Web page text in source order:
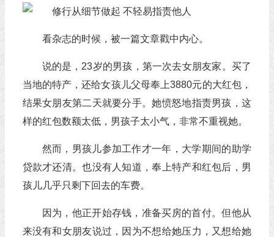
看杂志的时候，被一篇文章戳中内心。
说的是，23岁的男孩，第一次去女朋友家。买了
当地的特产，还给女孩儿父母奉上3880元的大红包，
结果女朋友第二天就要分手。她愤怒地指责男孩，这
样的红包数额太低，男孩子太小气，非常不重视她。
然而，男孩儿参加工作才一年，大学期间的助学
贷款才还清。也没有人知道，奉上特产和红包后，男
孩儿几乎只剩下回去的车费。
因为，他正开始存钱，准备买房的首付。但他从
来没有和女朋友说过，因为不想给她压力，又想给她